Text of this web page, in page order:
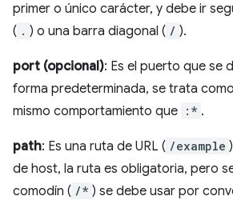
primer o único carácter, y debe ir
( . ) o una barra diagonal ( / ).
port (opcional): Es el puerto que se
forma predeterminada, se trata
mismo comportamiento que :* .
path: Es una ruta de URL ( /example
de host, la ruta es obligatoria, pero
comodín ( /* ) se debe usar por